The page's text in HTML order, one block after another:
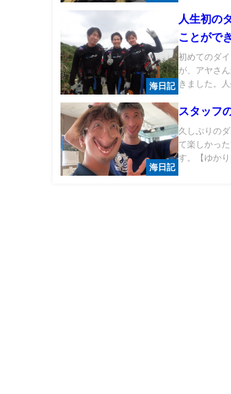
海日記
人生初の
ことがで
初めてのダ
が、アヤさ
きました。
海日記
スタッフ
久しぶりの
て楽しかっ
す。【ゆか